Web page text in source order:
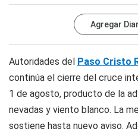
Agregar
Autoridades del Paso Cristo
continúa el cierre del cruce
1 de agosto, producto de la
nevadas y viento blanco. La
sostiene hasta nuevo aviso.